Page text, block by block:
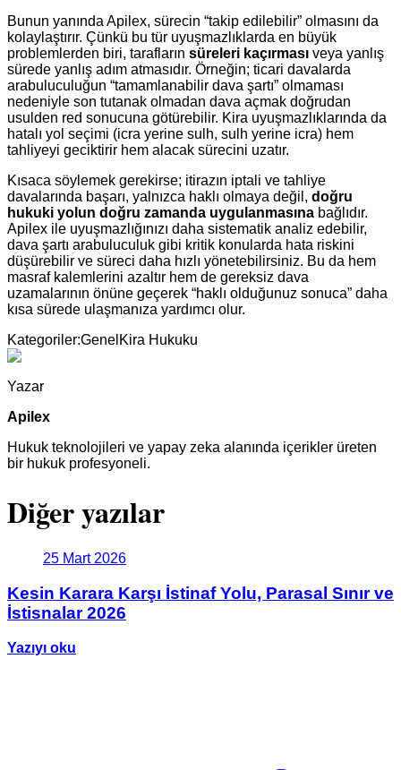
Bunun yanında Apilex, sürecin “takip edilebilir” olmasını da
kolaylaştırır. Çünkü bu tür uyuşmazlıklarda en büyük
problemlerden biri, tarafların süreleri kaçırması veya yanlış
sürede yanlış adım atmasıdır. Örneğin; ticari davalarda
arabuluculuğun “tamamlanabilir dava şartı” olmaması
nedeniyle son tutanak olmadan dava açmak doğrudan
usulden red sonucuna götürebilir. Kira uyuşmazlıklarında da
hatalı yol seçimi (icra yerine sulh, sulh yerine icra) hem
tahliyeyi geciktirir hem alacak sürecini uzatır.
Kısaca söylemek gerekirse; itirazın iptali ve tahliye
davalarında başarı, yalnızca haklı olmaya değil, doğru
hukuki yolun doğru zamanda uygulanmasına bağlıdır.
Apilex ile uyuşmazlığınızı daha sistematik analiz edebilir,
dava şartı arabuluculuk gibi kritik konularda hata riskini
düşürebilir ve süreci daha hızlı yönetebilirsiniz. Bu da hem
masraf kalemlerini azaltır hem de gereksiz dava
uzamalarının önüne geçerek “haklı olduğunuz sonuca” daha
kısa sürede ulaşmanıza yardımcı olur.
Kategoriler:Genel Kira Hukuku
Yazar
Apilex
Hukuk teknolojileri ve yapay zeka alanında içerikler üreten
bir hukuk profesyoneli.
Diğer yazılar
25 Mart 2026
Kesin Karara Karşı İstinaf Yolu, Parasal Sınır ve
İstisnalar 2026
Yazıyı oku